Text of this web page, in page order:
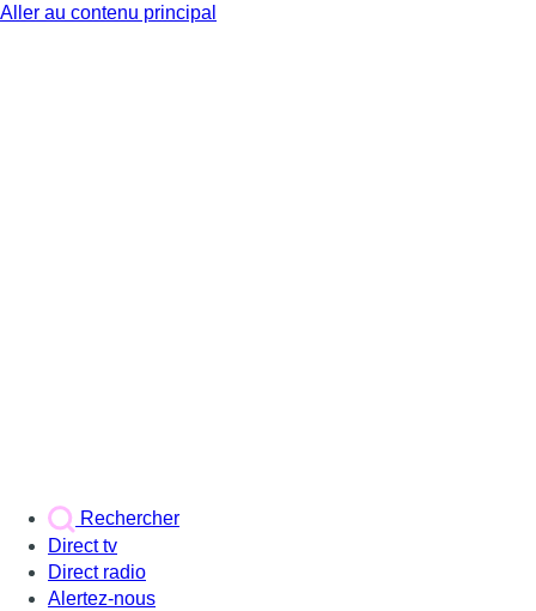
Aller au contenu principal
Rechercher
Direct tv
Direct radio
Alertez-nous